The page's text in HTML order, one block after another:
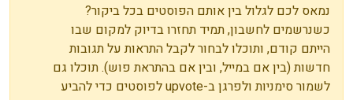
נמאס לכם לגלול בין אותם הפוסטים בכל ביקור?
כשנרשמים לחשבון, תמיד תחזרו בדיוק למקום שבו
הייתם קודם, ותוכלו לבחור לקבל התראות על תגובות
חדשות (בין אם במייל, ובין אם בהתראת פוש). תוכלו גם
לשמור סימניות ולפרגן ב-upvote לפוסטים כדי להביע